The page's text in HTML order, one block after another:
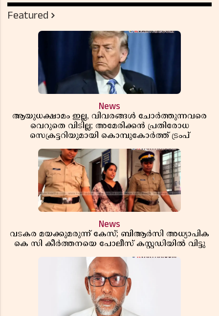
Featured
News
ആയുധക്ഷാമം ഇല്ല, വിവരങ്ങൾ ചോർത്തുന്നവരെ
വെറുതെ വിടില്ല; അമേരിക്കൻ പ്രതിരോധ
സെക്രട്ടറിയുമായി കൊമ്പുകോർത്ത് ട്രംപ്
News
വടകര മയക്കുമരുന്ന് കേസ്; ബിആർസി അധ്യാപിക
കെ സി കീർത്തനയെ പോലീസ് കസ്റ്റഡിയിൽ വിട്ടു